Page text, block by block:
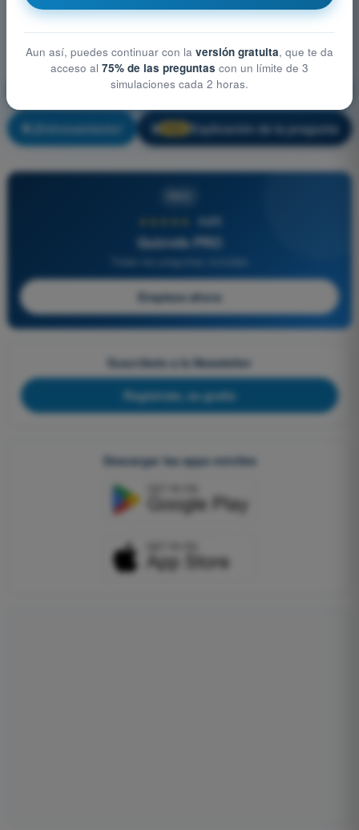
Limitaciones del rendimiento humano
¡Entrenamiento! 🔒 Explicación de la pregunta
4,6/5
Quizvds PRO
Empieza ahora
Suscríbete a la Newsletter
Regístrate, es gratis
Descargar las apps móviles
Aun así, puedes continuar con la versión gratuita, que te da
acceso al 75% de las preguntas con un límite de 3
simulaciones cada 2 horas.